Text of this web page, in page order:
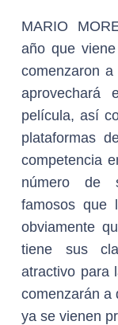
MARIO
año que
comenzaron
aprovechará
película, así
plataformas
competencia
número de
famosos que
obviamente
tiene sus
atractivo para
comenzarán a
ya se vienen